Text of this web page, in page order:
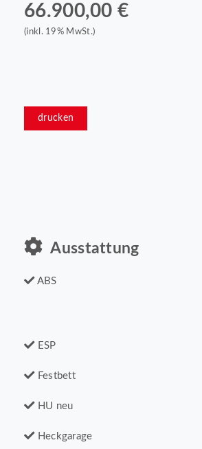
66.900,00 €
(inkl. 19% MwSt.)
drucken
Ausstattung
ABS
ESP
Festbett
HU neu
Heckgarage